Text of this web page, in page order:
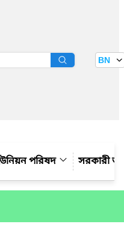
BN
পরিষদ সরকারী